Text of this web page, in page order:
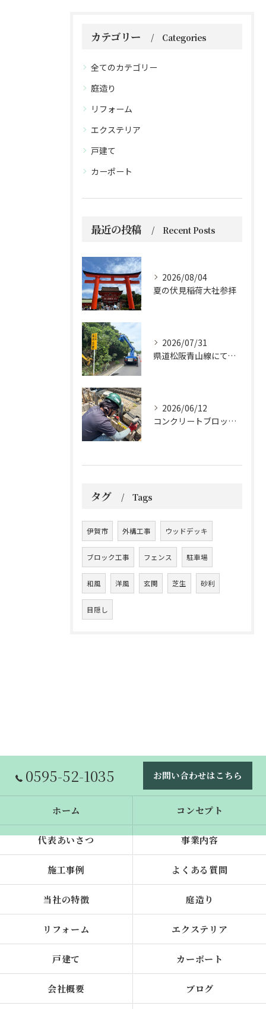
カテゴリー Categories
全てのカテゴリー
庭造り
リフォーム
エクステリア
戸建て
カーポート
最近の投稿 Recent Posts
2026/08/04
夏の伏見稲荷大社参拝
2026/07/31
県道松阪青山線にて、支障木の伐採作業を行いました🌲
2026/06/12
コンクリートブロックの設置工事です。
タグ Tags
伊賀市 外構工事 ウッドデッキ
ブロック工事 フェンス 駐車場
和風 洋風 玄関 芝生 砂利
目隠し
0595-52-1035 お問い合わせはこちら
ホーム コンセプト
代表あいさつ 事業内容
施工事例 よくある質問
当社の特徴 庭造り
リフォーム エクステリア
戸建て カーポート
会社概要 ブログ